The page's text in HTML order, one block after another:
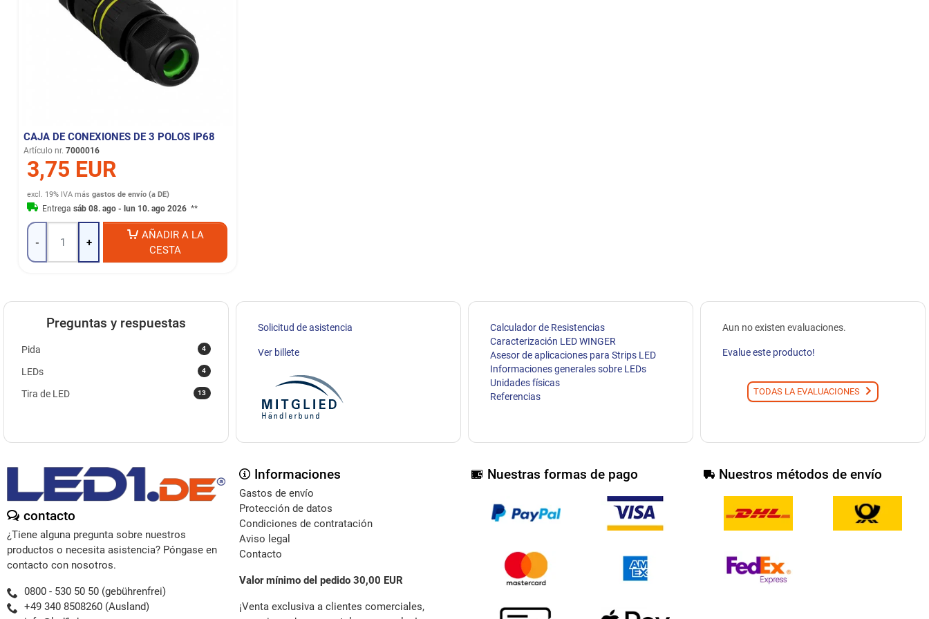
CAJA DE CONEXIONES DE 3 POLOS IP68
Artículo nr. 7000016
3,75 EUR
excl. 19% IVA másgastos de envío (a DE)
Entregasáb 08. ago - lun 10. ago 2026 **
- +
AÑADIR A LA
CESTA
Preguntas y respuestas
4
Pida
4
LEDs
13
Tira de LED
Solicitud de asistencia
Ver billete
Calculador de Resistencias
Caracterización LED WINGER
Asesor de aplicaciones para Strips LED
Informaciones generales sobre LEDs
Unidades físicas
Referencias
Aun no existen evaluaciones.
Evalue este producto!
TODAS LA EVALUACIONES
contacto
¿Tiene alguna pregunta sobre nuestros
productos o necesita asistencia? Póngase en
contacto con nosotros.
0800 - 530 50 50 (gebührenfrei)
+49 340 8508260 (Ausland)
Informaciones
Gastos de envío
Protección de datos
Condiciones de contratación
Aviso legal
Contacto
Valor mínimo del pedido 30,00 EUR
¡Venta exclusiva a clientes comerciales,
Nuestras formas de pago Nuestros métodos de envío